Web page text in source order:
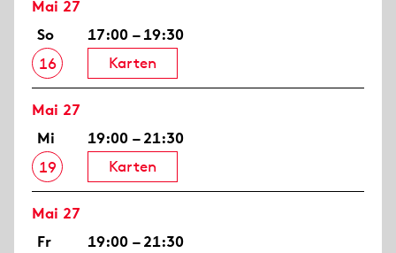
Mai 27
So
16
17:00 – 19:30
Karten
Mai 27
Mi
19
19:00 – 21:30
Karten
Mai 27
Fr
19:00 – 21:30